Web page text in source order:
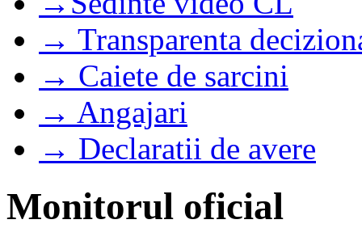
→ Transparenta
→ Caiete de sarcini
→ Angajari
→ Declaratii de avere
Monitorul oficial